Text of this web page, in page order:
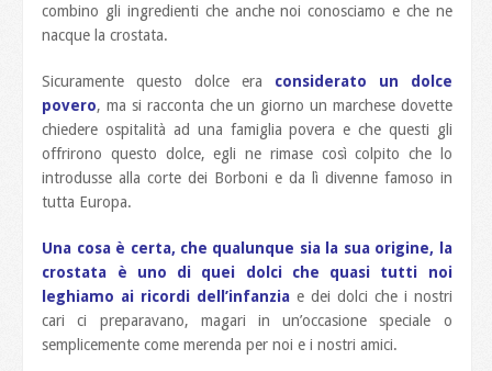
combino gli ingredienti che anche noi conosciamo e che ne
nacque la crostata.
Sicuramente questo dolce era considerato un dolce
povero, ma si racconta che un giorno un marchese dovette
chiedere ospitalità ad una famiglia povera e che questi gli
offrirono questo dolce, egli ne rimase così colpito che lo
introdusse alla corte dei Borboni e da lì divenne famoso in
tutta Europa.
Una cosa è certa, che qualunque sia la sua origine, la
crostata è uno di quei dolci che quasi tutti noi
leghiamo ai ricordi dell’infanzia e dei dolci che i nostri
cari ci preparavano, magari in un’occasione speciale o
semplicemente come merenda per noi e i nostri amici.